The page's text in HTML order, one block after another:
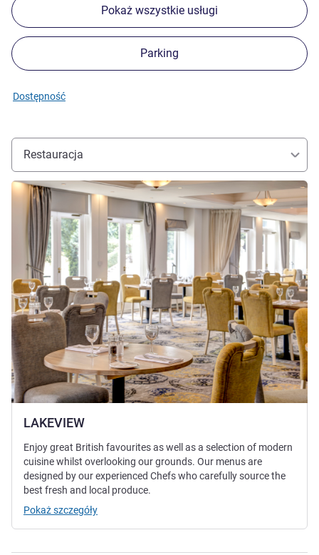
Pokaż wszystkie usługi
Parking
Dostępność
Restauracja
LAKEVIEW
Pokaż szczegóły
Enjoy great British favourites as well as a selection of modern
cuisine whilst overlooking our grounds. Our menus are
designed by our experienced Chefs who carefully source the
best fresh and local produce.
Pokaż szczegóły